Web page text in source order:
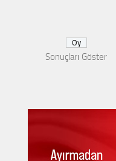
Sonuçları Göster